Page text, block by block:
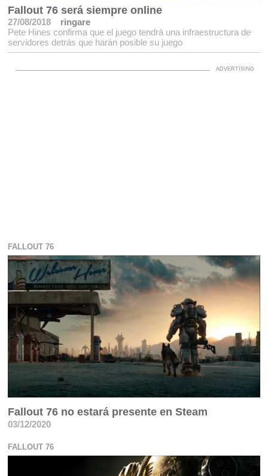
Fallout 76 será siempre online
27/08/2018
ringare
Pete Hines confirma que el juego tendrá una infraestructura de
servidores detrás que harán posible su juego
FALLOUT 76
Fallout 76 no estará presente en Steam
03/12/2020
FALLOUT 76